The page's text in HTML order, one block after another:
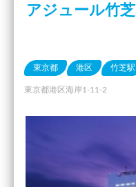
アジュール竹芝
東京都 港区 竹芝駅
東京都港区海岸1-11-2